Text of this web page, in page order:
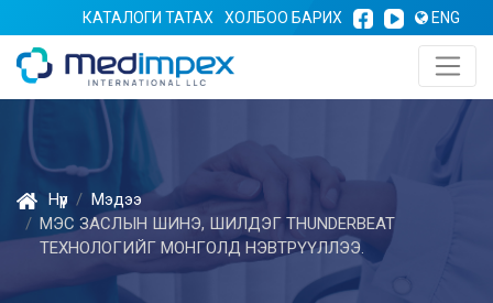
КАТАЛОГИ ТАТАХ ХОЛБОО БАРИХ ENG
Нүүр
Мэдээ
МЭС ЗАСЛЫН ШИНЭ, ШИЛДЭГ THUNDERBEAT
ТЕХНОЛОГИЙГ МОНГОЛД НЭВТРҮҮЛЛЭЭ.